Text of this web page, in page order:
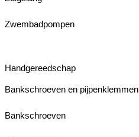
Zwembadpompen
Handgereedschap
Bankschroeven en pijpenklemmen
Bankschroeven